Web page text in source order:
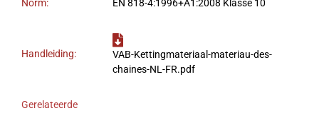
Norm: EN 818-4:1996+A1:2008 Klasse 10
Handleiding:
VAB-Kettingmateriaal-materiau-des-
chaines-NL-FR.pdf
Gerelateerde